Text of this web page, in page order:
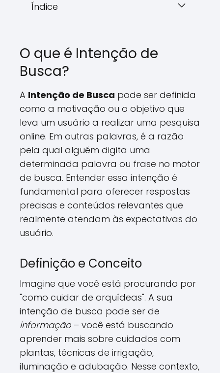
Índice
O que é Intenção de
Busca?
A Intenção de Busca pode ser definida
como a motivação ou o objetivo que
leva um usuário a realizar uma pesquisa
online. Em outras palavras, é a razão
pela qual alguém digita uma
determinada palavra ou frase no motor
de busca. Entender essa intenção é
fundamental para oferecer respostas
precisas e conteúdos relevantes que
realmente atendam às expectativas do
usuário.
Definição e Conceito
Imagine que você está procurando por
"como cuidar de orquídeas". A sua
intenção de busca pode ser de
informação – você está buscando
aprender mais sobre cuidados com
plantas, técnicas de irrigação,
iluminação e adubação. Nesse contexto,